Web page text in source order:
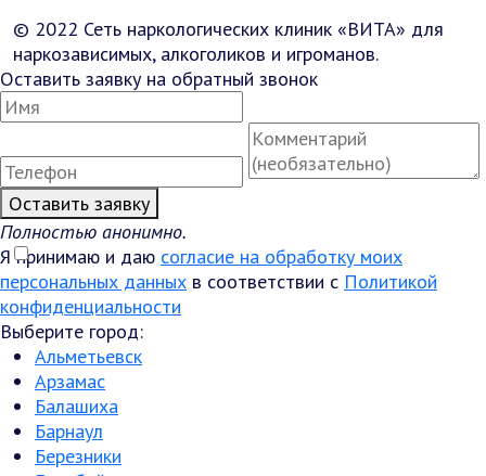
© 2022 Сеть наркологических клиник «ВИТА» для
наркозависимых, алкоголиков и игроманов.
Оставить заявку на обратный звонок
Оставить заявку
Полностью анонимно.
Я принимаю и даю согласие на обработку моих
персональных данных в соответствии с Политикой
конфиденциальности
Выберите город:
Альметьевск
Арзамас
Балашиха
Барнаул
Березники